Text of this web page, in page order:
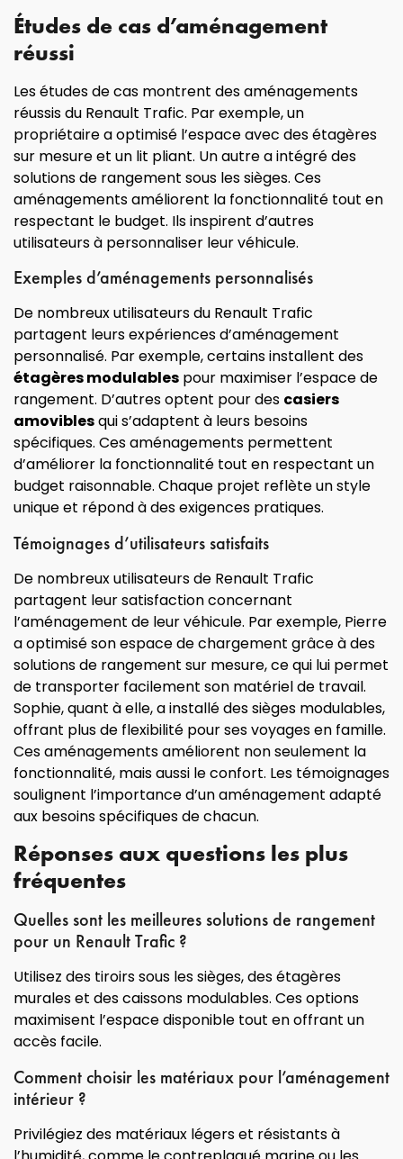
Études de cas d’aménagement
réussi
Les études de cas montrent des aménagements
réussis du Renault Trafic. Par exemple, un
propriétaire a optimisé l’espace avec des étagères
sur mesure et un lit pliant. Un autre a intégré des
solutions de rangement sous les sièges. Ces
aménagements améliorent la fonctionnalité tout en
respectant le budget. Ils inspirent d’autres
utilisateurs à personnaliser leur véhicule.
Exemples d’aménagements personnalisés
De nombreux utilisateurs du Renault Trafic
partagent leurs expériences d’aménagement
personnalisé. Par exemple, certains installent des
étagères modulables pour maximiser l’espace de
rangement. D’autres optent pour des casiers
amoviblesqui s’adaptent à leurs besoins
spécifiques. Ces aménagements permettent
d’améliorer la fonctionnalité tout en respectant un
budget raisonnable. Chaque projet reflète un style
unique et répond à des exigences pratiques.
Témoignages d’utilisateurs satisfaits
De nombreux utilisateurs de Renault Trafic
partagent leur satisfaction concernant
l’aménagement de leur véhicule. Par exemple, Pierre
a optimisé son espace de chargement grâce à des
solutions de rangement sur mesure, ce qui lui permet
de transporter facilement son matériel de travail.
Sophie, quant à elle, a installé des sièges modulables,
offrant plus de flexibilité pour ses voyages en famille.
Ces aménagements améliorent non seulement la
fonctionnalité, mais aussi le confort. Les témoignages
soulignent l’importance d’un aménagement adapté
aux besoins spécifiques de chacun.
Réponses aux questions les plus
fréquentes
Quelles sont les meilleures solutions de rangement
pour un Renault Trafic ?
Utilisez des tiroirs sous les sièges, des étagères
murales et des caissons modulables. Ces options
maximisent l’espace disponible tout en offrant un
accès facile.
Comment choisir les matériaux pour l’aménagement
intérieur ?
Privilégiez des matériaux légers et résistants à